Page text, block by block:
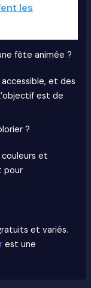
les
fête animée ?
et des
est de
?
couleurs et
pour
et variés.
est une